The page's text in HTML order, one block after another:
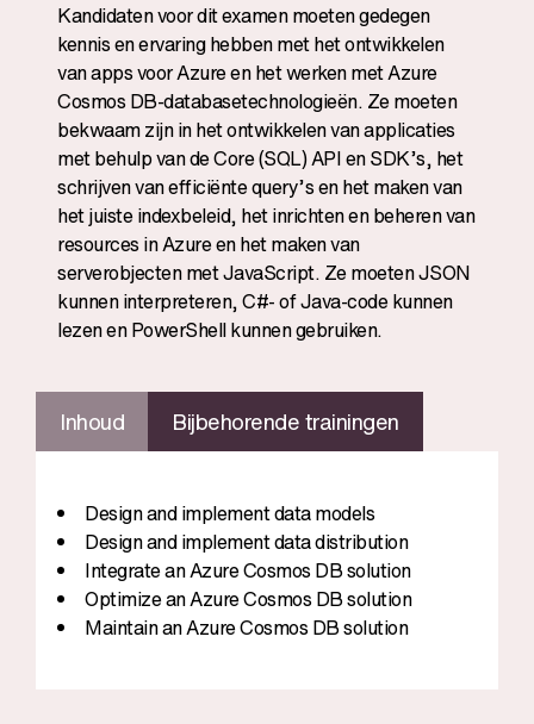
Kandidaten voor dit examen moeten gedegen
kennis en ervaring hebben met het ontwikkelen
van apps voor Azure en het werken met Azure
Cosmos DB-databasetechnologieën. Ze moeten
bekwaam zijn in het ontwikkelen van applicaties
met behulp van de Core (SQL) API en SDK’s, het
schrijven van efficiënte query’s en het maken van
het juiste indexbeleid, het inrichten en beheren van
resources in Azure en het maken van
serverobjecten met JavaScript. Ze moeten JSON
kunnen interpreteren, C#- of Java-code kunnen
lezen en PowerShell kunnen gebruiken.
Inhoud Bijbehorende trainingen
Design and implement data models
Design and implement data distribution
Integrate an Azure Cosmos DB solution
Optimize an Azure Cosmos DB solution
Maintain an Azure Cosmos DB solution